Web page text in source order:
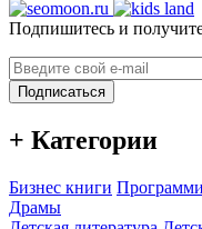
Подпишитесь и
Подписаться
+ Категории
Бизнес книги
Драмы